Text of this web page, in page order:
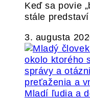
Keď sa povie
stále
3. augusta
Mladí ľudia a